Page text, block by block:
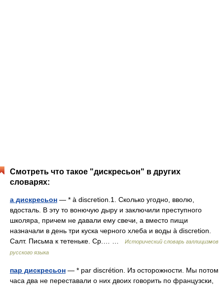
Смотреть что такое "дискресьон" в других
словарях:
а дискресьон — * à discretion.1. Сколько угодно, вволю,
вдосталь. В эту то вонючую дыру и заключили преступного
школяра, причем не давали ему свечи, а вместо пищи
назначали в день три куска черного хлеба и воды à discretion.
Салт. Письма к тетеньке. Ср.… …
Исторический словарь галлицизмов
русского языка
пар дискресьон — * par discrétion. Из осторожности. Мы потом
часа два не переставали о них двоих говорить по французски,